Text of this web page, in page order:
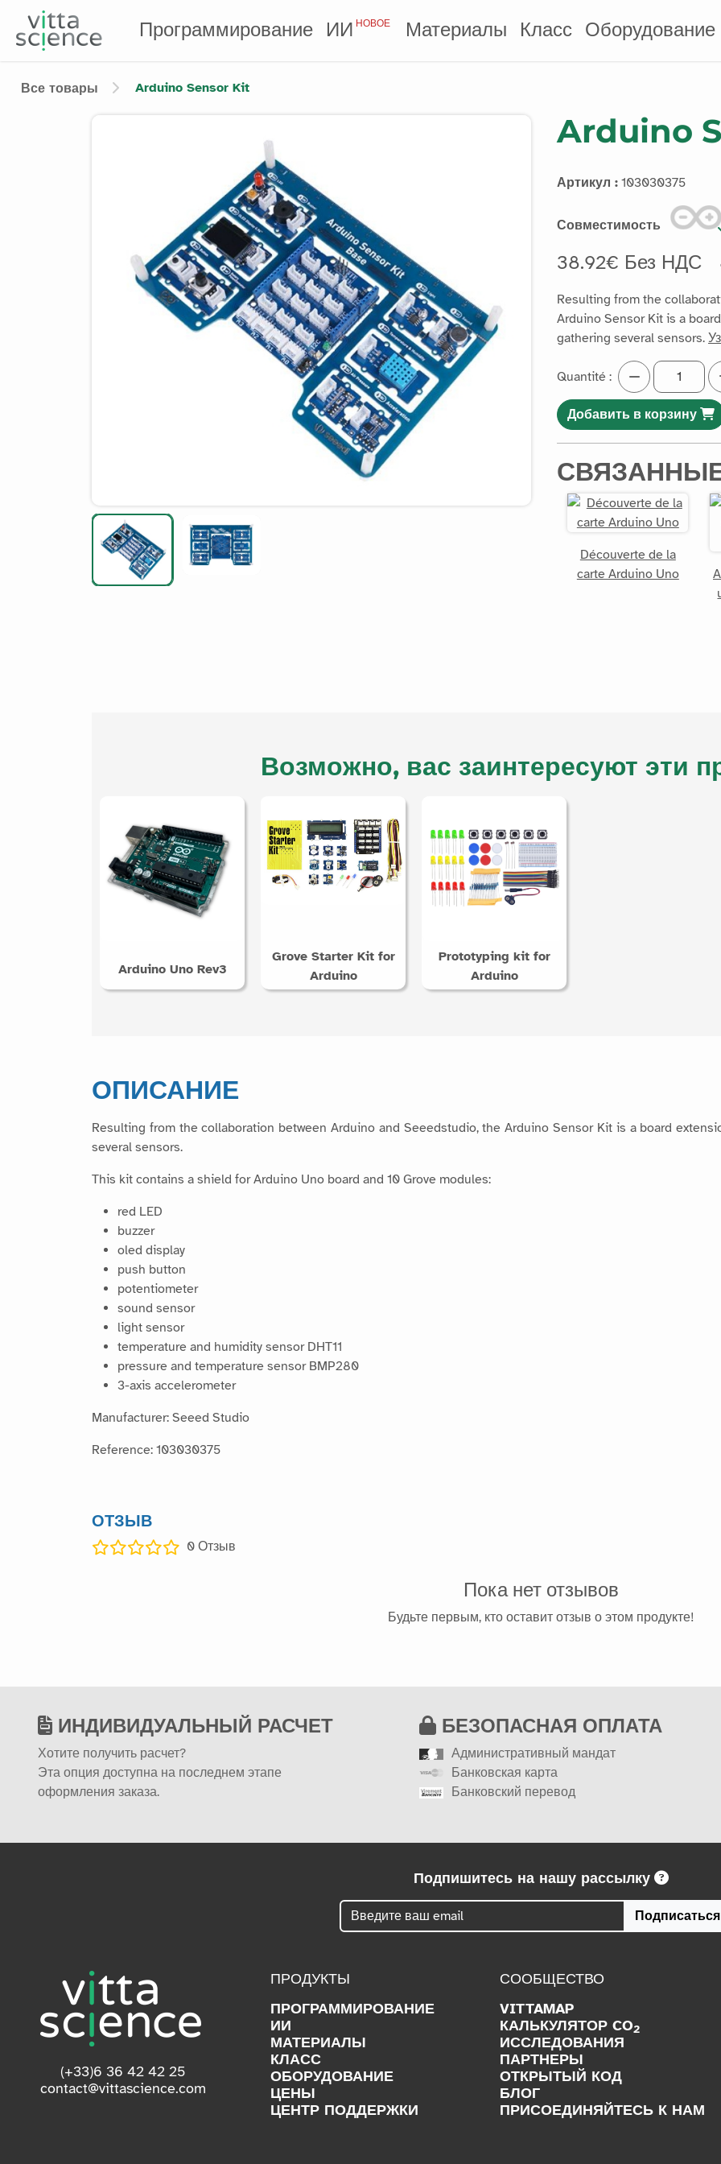
Программирование ИИНОВОЕ Материалы Класс Оборудование
Все товары Arduino Sensor Kit
Arduino
Артикул : 103030375
Совместимость
38.92€ Без НДС
Resulting from the
Arduino Sensor Kit is a
gathering several sensors.
Quantité :
Добавить в корзину
Découverte de la
carte Arduino Uno
Возможно, вас заинтересуют эти
Arduino Uno Rev3
Grove Starter Kit for
Arduino
Prototyping kit for
Arduino
ОПИСАНИЕ
Resulting from the collaboration between Arduino and Seeedstudio, the Arduino Sensor Kit is a board
several sensors.
This kit contains a shield for Arduino Uno board and 10 Grove modules:
red LED
buzzer
oled display
push button
potentiometer
sound sensor
light sensor
temperature and humidity sensor DHT11
pressure and temperature sensor BMP280
3-axis accelerometer
Manufacturer: Seeed Studio
Reference: 103030375
ОТЗЫВ
0 Отзыв
Пока нет отзывов
Будьте первым, кто оставит отзыв о этом продукте!
ИНДИВИДУАЛЬНЫЙ РАСЧЕТ
Хотите получить расчет?
Эта опция доступна на последнем этапе
оформления заказа.
БЕЗОПАСНАЯ ОПЛАТА
Административный мандат
Банковская карта
Банковский перевод
Подпишитесь на нашу рассылку
Подписаться
(+33)6 36 42 42 25
contact@vittascience.com
ПРОДУКТЫ
ПРОГРАММИРОВАНИЕ
ИИ
МАТЕРИАЛЫ
КЛАСС
ОБОРУДОВАНИЕ
ЦЕНЫ
ЦЕНТР ПОДДЕРЖКИ
СООБЩЕСТВО
VITTAMAP
КАЛЬКУЛЯТОР CO2
ИССЛЕДОВАНИЯ
ПАРТНЕРЫ
ОТКРЫТЫЙ КОД
БЛОГ
ПРИСОЕДИНЯЙТЕСЬ К НАМ